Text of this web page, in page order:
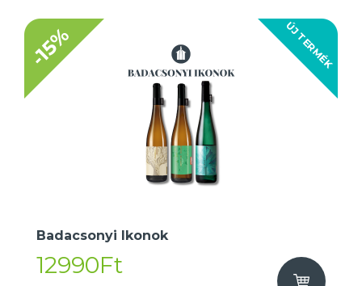
ÚJ TERMÉK
-15%
Badacsonyi Ikonok
12990Ft